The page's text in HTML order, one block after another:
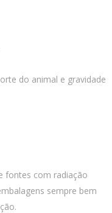
do animal e gravidade
fontes com radiação
sempre bem